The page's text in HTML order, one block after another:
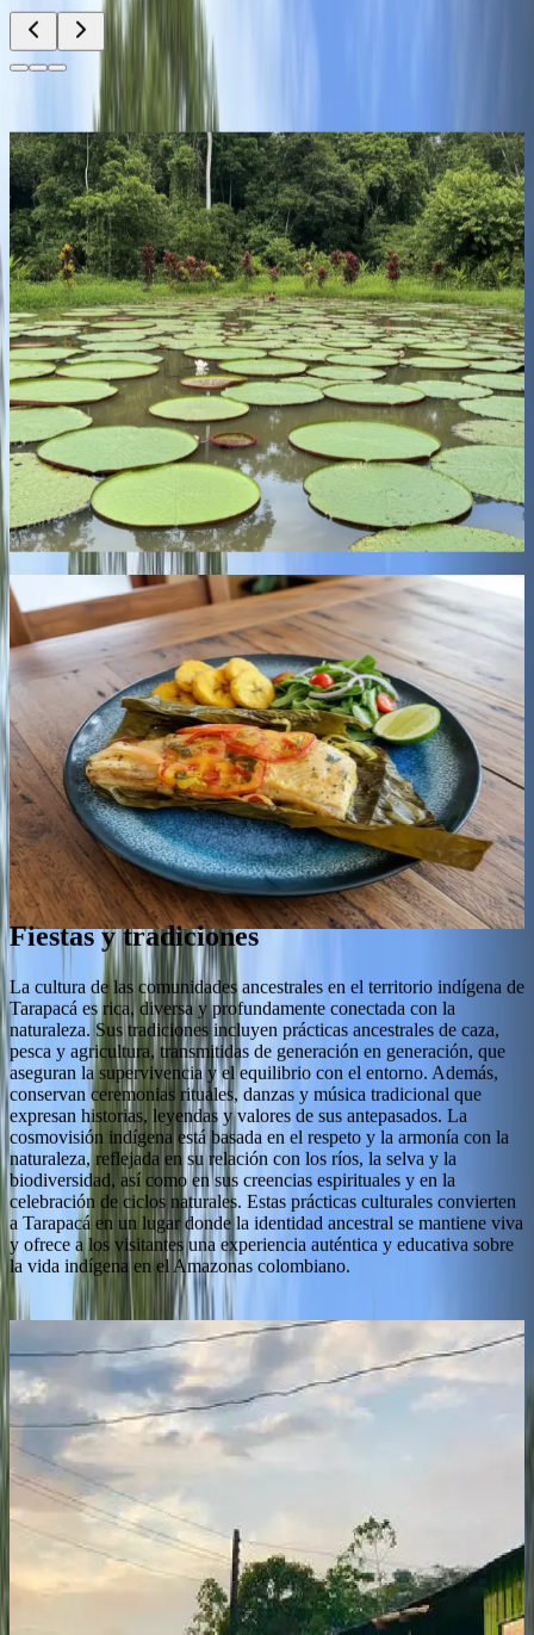
Desliza para descubrir más
Qué hacer en Tarapacá
Senderismo en la selva: Explora la selva tropical
acompañado de guías locales expertos que te enseñarán sobre
la flora y fauna del Amazonas. Durante las caminatas podrás
observar aves exóticas, insectos, reptiles y mamíferos, además
de aprender sobre plantas medicinales utilizadas por las
comunidades indígenas y conocer la importancia de la
conservación de estos ecosistemas únicos. Cada sendero
ofrece paisajes impresionantes, ríos cristalinos y la
oportunidad de conectarte con la naturaleza de manera
profunda y segura.
Observación de fauna: Tarapacá es un lugar ideal para
avistar especies emblemáticas de la Amazonía, como monos
aulladores, perezosos, tucanes y caimanes. Las expediciones
guiadas permiten disfrutar de encuentros cercanos con la
biodiversidad local mientras se respeta el hábitat natural de
cada especie, ofreciendo experiencias únicas para amantes de
la naturaleza y la fotografía de vida silvestre.
Desliza para descubrir más
Sabores de Tarapacá
La gastronomía local está profundamente influenciada por los
ingredientes de la selva y las tradiciones indígenas, ofreciendo
sabores únicos que reflejan la cultura amazónica. Platos típicos
Tacacho con cecina: Plátano verde machacado y sazonado,
acompañado con carne seca curada, un alimento tradicional
que combina textura y sabor y es representativo de la región
amazónica.
Pirarucú: Pescado emblemático de la zona, preparado de
diversas formas, siendo muy común el chicharrón, que
consiste en trozos empanados y fritos hasta quedar dorados y
crujientes, conservando la jugosidad interna y el sabor
característico del Amazonas.
Desliza para descubrir más
Fiestas y tradiciones
La cultura de las comunidades ancestrales en el territorio indígena de
Tarapacá es rica, diversa y profundamente conectada con la
naturaleza. Sus tradiciones incluyen prácticas ancestrales de caza,
pesca y agricultura, transmitidas de generación en generación, que
aseguran la supervivencia y el equilibrio con el entorno. Además,
conservan ceremonias rituales, danzas y música tradicional que
expresan historias, leyendas y valores de sus antepasados. La
cosmovisión indígena está basada en el respeto y la armonía con la
naturaleza, reflejada en su relación con los ríos, la selva y la
biodiversidad, así como en sus creencias espirituales y en la
celebración de ciclos naturales. Estas prácticas culturales convierten
a Tarapacá en un lugar donde la identidad ancestral se mantiene viva
y ofrece a los visitantes una experiencia auténtica y educativa sobre
la vida indígena en el Amazonas colombiano.
Desliza para descubrir más
Vuela a Tarapacá desde Leticia
Vuelos los
Martes y Viernes
Trayecto
Aeropuerto
Aeropuerto Internacional General Alfredo Vásquez Cobo (LET)
Leticia)